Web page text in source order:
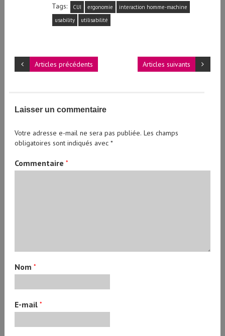
Tags: CUI ergonomie
interaction homme-machine
usability
utilisabilité
Articles suivants
Articles précédents
Laisser un commentaire
Votre adresse e-mail ne sera pas publiée. Les champs
obligatoires sont indiqués avec*
Commentaire*
Nom*
E-mail*